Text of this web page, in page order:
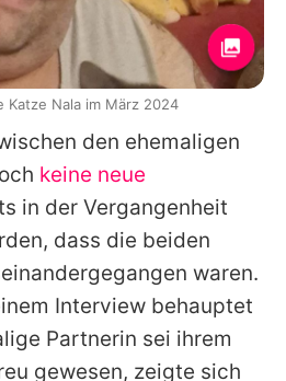
den ehemaligen
keine neue
in der Vergangenheit
dass die beiden
waren.
Interview behauptet
Partnerin sei ihrem
gewesen, zeigte sich
Katze Nala im März 2024